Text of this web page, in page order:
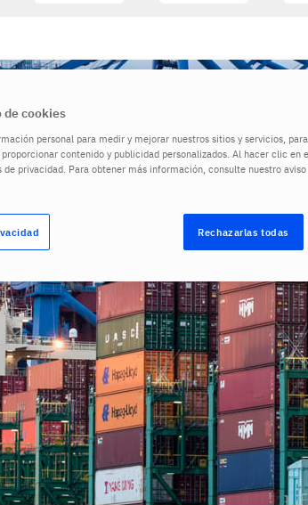
de cookies
personal para medir y mejorar nuestros sitios y servicios,
contenido y publicidad personalizados. Al hacer clic en
de privacidad. Para obtener más información, consulte nuestro
Rechazarlas todas